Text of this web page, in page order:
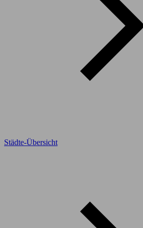
Städte-Übersicht